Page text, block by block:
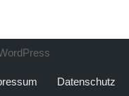
Datenschutz